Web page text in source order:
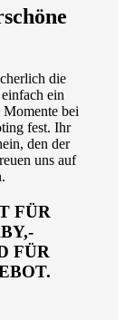
die
ein
Momente bei
fest. Ihr
den der
uns auf
FÜR
FÜR